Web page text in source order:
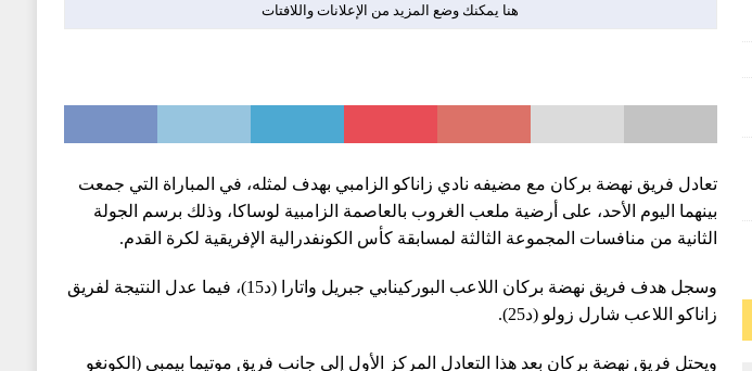
هنا يمكنك وضع المزيد من الإعلانات واللافتات
تعادل فريق نهضة بركان مع مضيفه نادي زاناكو الزامبي بهدف لمثله، في المباراة التي جمعت
بينهما اليوم الأحد، على أرضية ملعب الغروب بالعاصمة الزامبية لوساكا، وذلك برسم الجولة
الثانية من منافسات المجموعة الثالثة لمسابقة كأس الكونفدرالية الإفريقية لكرة القدم.
وسجل هدف فريق نهضة بركان اللاعب البوركينابي جبريل واتارا (د15)، فيما عدل النتيجة لفريق
زاناكو اللاعب شارل زولو (د25).
ويحتل فريق نهضة بركان بعد هذا التعادل المركز الأول إلى جانب فريق موتيما بيمبي (الكونغو